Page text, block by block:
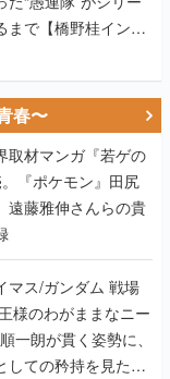
まで【橋野桂インタ
春〜
取材マンガ『若ゲの
『ポケモン』田尻
遠藤雅伸さんらの貴
ス/ガンダム 戦場
様のわがままなニー
一朗が貫く姿勢に、
しての矜持を見た